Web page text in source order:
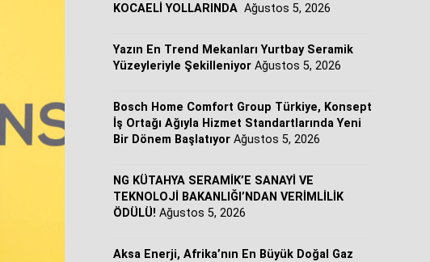
KOCAELİ YOLLARINDA Ağustos 5, 2026
Yazın En Trend Mekanları Yurtbay Seramik
Yüzeyleriyle Şekilleniyor Ağustos 5, 2026
Bosch Home Comfort Group Türkiye, Konsept
İş Ortağı Ağıyla Hizmet Standartlarında Yeni
Bir Dönem Başlatıyor Ağustos 5, 2026
NG KÜTAHYA SERAMİK’E SANAYİ VE
TEKNOLOJİ BAKANLIĞI’NDAN VERİMLİLİK
ÖDÜLÜ! Ağustos 5, 2026
Aksa Enerji, Afrika’nın En Büyük Doğal Gaz